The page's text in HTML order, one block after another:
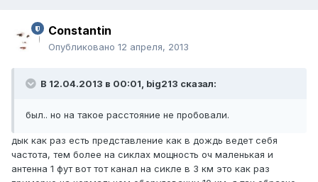
Constantin
Опубликовано 12 апреля, 2013
В 12.04.2013 в 00:01, big213 сказал:
был.. но на такое расстояние не пробовали.
дык как раз есть представление как в дождь ведет себя
частота, тем более на сиклах мощность оч маленькая и
антенна 1 фут вот тот канал на сикле в 3 км это как раз